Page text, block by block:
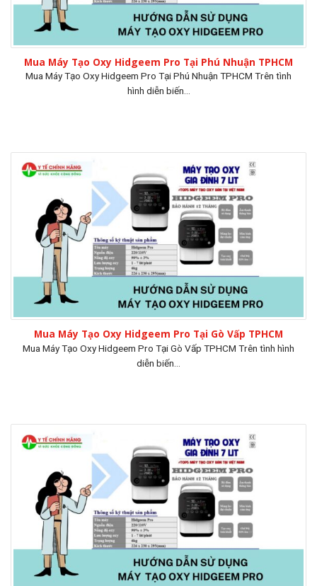
Mua Máy Tạo Oxy Hidgeem Pro Tại Phú Nhuận TPHCM
Mua Máy Tạo Oxy Hidgeem Pro Tại Phú Nhuận TPHCM Trên tình
hình diễn biến...
Mua Máy Tạo Oxy Hidgeem Pro Tại Gò Vấp TPHCM
Mua Máy Tạo Oxy Hidgeem Pro Tại Gò Vấp TPHCM Trên tình hình
diễn biến...